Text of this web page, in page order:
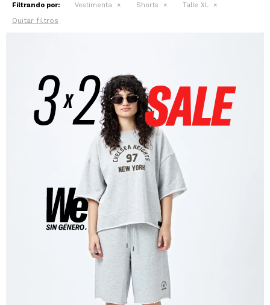
Filtrando por: Vestimenta Shorts Talle XL
Quitar filtros